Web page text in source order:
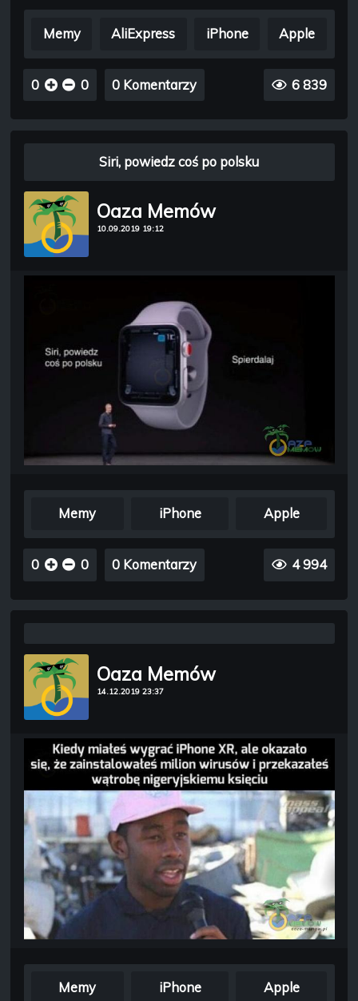
Memy AliExpress iPhone Apple
0 0 0 Komentarzy 6 839
Oaza Memów
10.09.2019 19:12
Siri, powiedz coś po polsku
Memy iPhone Apple
0 0 0 Komentarzy 4 994
Oaza Memów
14.12.2019 23:37
Memy iPhone Apple